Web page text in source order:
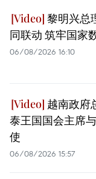
黎明兴总
同联动 筑牢国家
06/08/2026 16:10
越南政府
泰王国国会主席
使
06/08/2026 15:57